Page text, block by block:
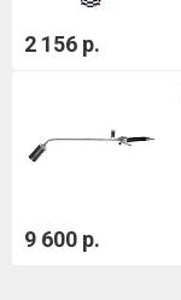
2 156 р.
9 600 р.